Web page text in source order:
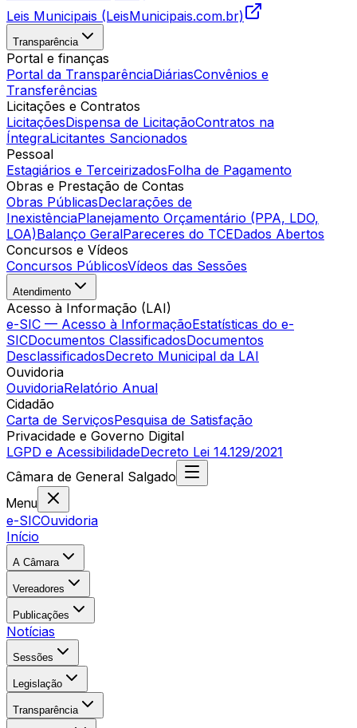
Leis Municipais (LeisMunicipais.com.br)
Transparência
Portal e finanças
Portal da TransparênciaDiáriasConvênios e
Transferências
Licitações e Contratos
LicitaçõesDispensa de LicitaçãoContratos na
ÍntegraLicitantes Sancionados
Pessoal
Estagiários e TerceirizadosFolha de Pagamento
Obras e Prestação de Contas
Obras PúblicasDeclarações de
InexistênciaPlanejamento Orçamentário (PPA, LDO,
LOA)Balanço GeralPareceres do TCEDados Abertos
Concursos e Vídeos
Concursos PúblicosVídeos das Sessões
Atendimento
Acesso à Informação (LAI)
e-SIC — Acesso à InformaçãoEstatísticas do e-
SICDocumentos ClassificadosDocumentos
DesclassificadosDecreto Municipal da LAI
Ouvidoria
OuvidoriaRelatório Anual
Cidadão
Carta de ServiçosPesquisa de Satisfação
Privacidade e Governo Digital
LGPD e AcessibilidadeDecreto Lei 14.129/2021
Câmara de General Salgado
Menu
e-SICOuvidoria
Início
A Câmara
Vereadores
Publicações
Notícias
Sessões
Legislação
Transparência